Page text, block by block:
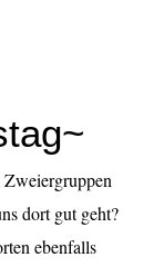
dort gut geht?
ebenfalls